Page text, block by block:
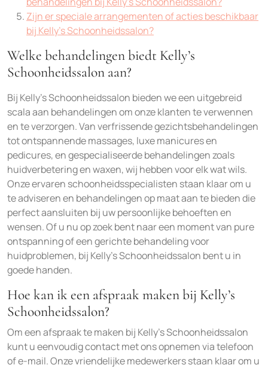
Zijn er speciale arrangementen of acties beschikbaar
bij Kelly’s Schoonheidssalon?
Welke behandelingen biedt Kelly’s
Schoonheidssalon aan?
Bij Kelly’s Schoonheidssalon bieden we een uitgebreid
scala aan behandelingen om onze klanten te verwennen
en te verzorgen. Van verfrissende gezichtsbehandelingen
tot ontspannende massages, luxe manicures en
pedicures, en gespecialiseerde behandelingen zoals
huidverbetering en waxen, wij hebben voor elk wat wils.
Onze ervaren schoonheidsspecialisten staan klaar om u
te adviseren en behandelingen op maat aan te bieden die
perfect aansluiten bij uw persoonlijke behoeften en
wensen. Of u nu op zoek bent naar een moment van pure
ontspanning of een gerichte behandeling voor
huidproblemen, bij Kelly’s Schoonheidssalon bent u in
goede handen.
Hoe kan ik een afspraak maken bij Kelly’s
Schoonheidssalon?
Om een afspraak te maken bij Kelly’s Schoonheidssalon
kunt u eenvoudig contact met ons opnemen via telefoon
of e-mail. Onze vriendelijke medewerkers staan klaar om u